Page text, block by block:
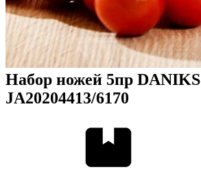
Набор ножей 5пр DANIKS
JA20204413/6170